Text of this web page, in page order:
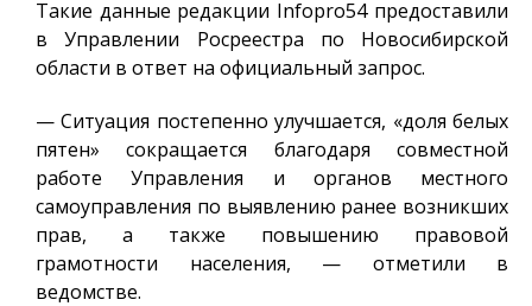
Такие данные редакции Infopro54предоставили
в Управлении Росреестра по Новосибирской
области в ответ на официальный запрос.
— Ситуация постепенно улучшается, «доля белых
пятен» сокращается благодаря совместной
работе Управления и органов местного
самоуправления по выявлению ранее возникших
прав, а также повышению правовой
грамотности населения, — отметили в
ведомстве.